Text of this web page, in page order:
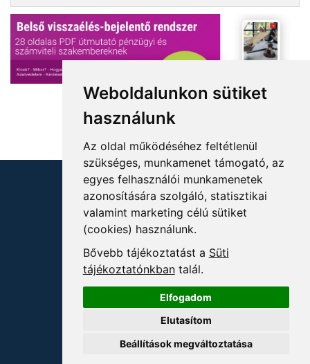
Weboldalunkon sütiket
használunk
Az oldal működéséhez feltétlenül
szükséges, munkamenet támogató, az
egyes felhasználói munkamenetek
azonosítására szolgáló, statisztikai
valamint marketing célú sütiket
(cookies) használunk.
Bővebb tájékoztatást a Süti
tájékoztatónkbantalál.
Elfogadom
Elutasítom
Beállítások megváltoztatása
KÖVESSEN MINKET!
ELÉRHETŐSÉGEK
+36 1 880 7600